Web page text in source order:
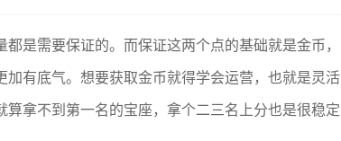
是需要保证的。而保证这两个点的基础就是金币，
有底气。想要获取金币就得学会运营，也就是灵活
拿不到第一名的宝座，拿个二三名上分也是很稳定